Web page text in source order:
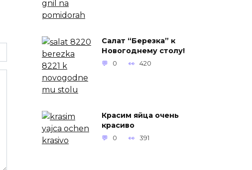
Салат “Березка” к
Новогоднему столу!
0 420
Красим яйца очень
красиво
0 391